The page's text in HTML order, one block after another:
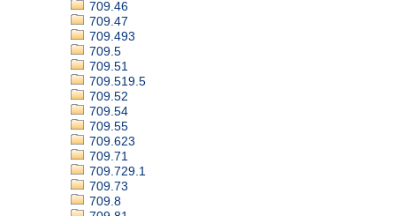
709.46
709.47
709.493
709.5
709.51
709.519.5
709.52
709.54
709.55
709.623
709.71
709.729.1
709.73
709.8